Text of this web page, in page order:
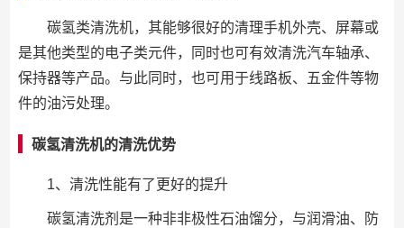
碳氢类清洗机，其能够很好的清理手机外壳、屏幕或
是其他类型的电子类元件，同时也可有效清洗汽车轴承、
保持器等产品。与此同时，也可用于线路板、五金件等物
件的油污处理。
碳氢清洗机的清洗优势
1、清洗性能有了更好的提升
碳氢清洗剂是一种非非极性石油馏分，与润滑油、防